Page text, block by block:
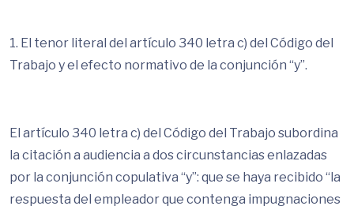
1. El tenor literal del artículo 340 letra c) del Código del
Trabajo y el efecto normativo de la conjunción “y”.
El artículo 340 letra c) del Código del Trabajo subordina
la citación a audiencia a dos circunstancias enlazadas
por la conjunción copulativa “y”: que se haya recibido “la
respuesta del empleador que contenga impugnaciones